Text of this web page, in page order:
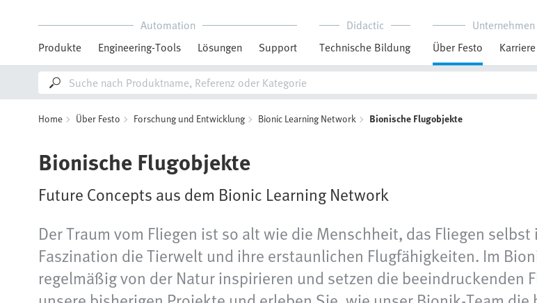
Automation
Produkte
Engineering-Tools Lösungen Support
Didactic
Technische Bildung
Unternehmen
Über Festo
Karriere
Home Über Festo Forschung und Entwicklung Bionic Learning Network Bionische Flugobjekte
Bionische Flugobjekte
Future Concepts aus dem Bionic Learning Network
Der Traum vom Fliegen ist so alt wie die Menschheit, das Fliegen
Faszination die Tierwelt und ihre erstaunlichen Flugfähigkeiten. Im
regelmäßig von der Natur inspirieren und setzen die beeindruckenden